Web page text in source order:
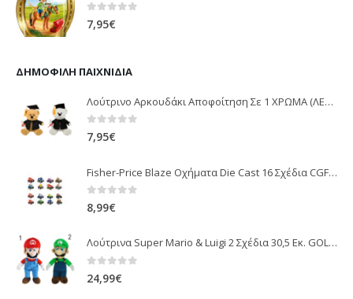
0out of 5
7,95€
ΔΗΜΟΦΙΛΉ ΠΑΙΧΝΊΔΙΑ
Λούτρινο Αρκουδάκι Αποφοίτηση Σε 1 ΧΡΩΜΑ (ΛΕΥΚΟ)25Εκ 1850
0out of 5
7,95€
Fisher-Price Blaze Οχήματα Die Cast 16 Σχέδια CGF20
0 out of 5
8,99€
Λούτρινα Super Mario & Luigi 2 Σχέδια 30,5 Εκ. GOL13769
0 out of 5
24,99€